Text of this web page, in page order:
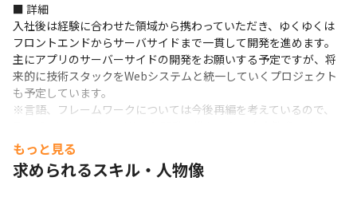
■ 詳細
入社後は経験に合わせた領域から携わっていただき、ゆくゆくは
フロントエンドからサーバサイドまで一貫して開発を進めます。
主にアプリのサーバーサイドの開発をお願いする予定ですが、将
来的に技術スタックをWebシステムと統一していくプロジェクト
も予定しています。
※言語、フレームワークについては今後再編を考えているので、
＜開発で進めていること＞
1.Vue3やFirebaseなど新しい技術を導入したプロダクトの再開発
もっと見る
求められるスキル・人物像